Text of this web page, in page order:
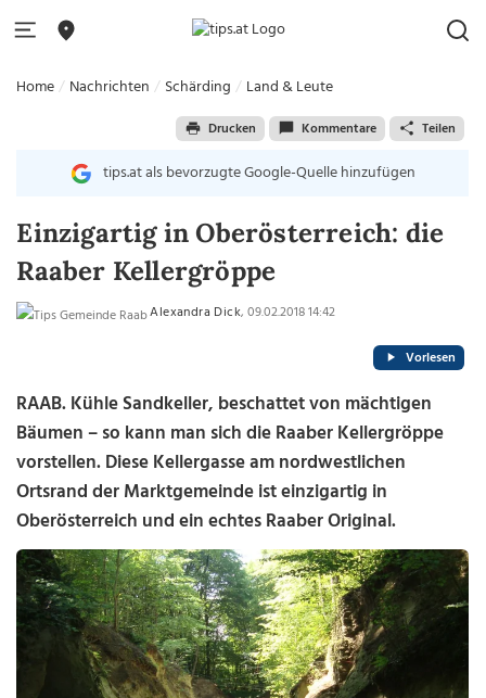
Home Nachrichten Schärding Land & Leute
Drucken Kommentare Teilen
tips.at als bevorzugte Google-Quelle hinzufügen
Einzigartig in Oberösterreich: die
Raaber Kellergröppe
Alexandra Dick, 09.02.2018 14:42
Vorlesen
RAAB. Kühle Sandkeller, beschattet von mächtigen
Bäumen – so kann man sich die Raaber Kellergröppe
vorstellen. Diese Kellergasse am nordwestlichen
Ortsrand der Marktgemeinde ist einzigartig in
Oberösterreich und ein echtes Raaber Original.